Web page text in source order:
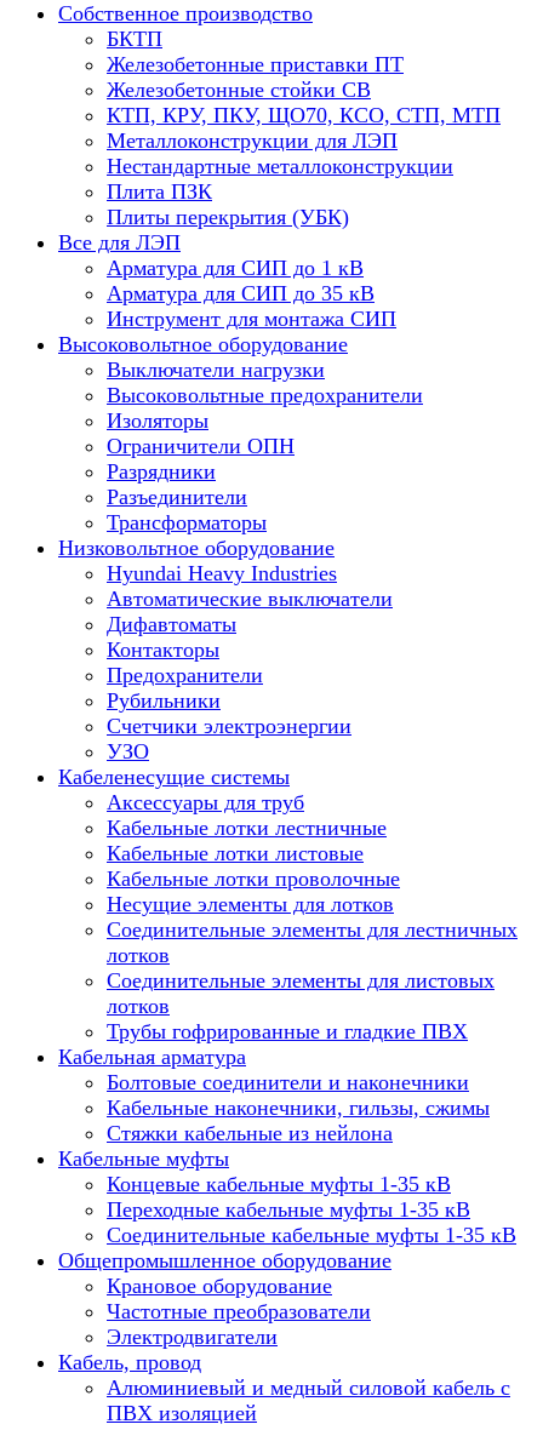
Собственное производство
БКТП
Железобетонные приставки ПТ
Железобетонные стойки СВ
КТП, КРУ, ПКУ, ЩО70, КСО, СТП, МТП
Металлоконструкции для ЛЭП
Нестандартные металлоконструкции
Плита ПЗК
Плиты перекрытия (УБК)
Все для ЛЭП
Арматура для СИП до 1 кВ
Арматура для СИП до 35 кВ
Инструмент для монтажа СИП
Высоковольтное оборудование
Выключатели нагрузки
Высоковольтные предохранители
Изоляторы
Ограничители ОПН
Разрядники
Разъединители
Трансформаторы
Низковольтное оборудование
Hyundai Heavy Industries
Автоматические выключатели
Дифавтоматы
Контакторы
Предохранители
Рубильники
Счетчики электроэнергии
УЗО
Кабеленесущие системы
Аксессуары для труб
Кабельные лотки лестничные
Кабельные лотки листовые
Кабельные лотки проволочные
Несущие элементы для лотков
Соединительные элементы для лестничных
лотков
Соединительные элементы для листовых
лотков
Трубы гофрированные и гладкие ПВХ
Кабельная арматура
Болтовые соединители и наконечники
Кабельные наконечники, гильзы, сжимы
Стяжки кабельные из нейлона
Кабельные муфты
Концевые кабельные муфты 1-35 кВ
Переходные кабельные муфты 1-35 кВ
Соединительные кабельные муфты 1-35 кВ
Общепромышленное оборудование
Крановое оборудование
Частотные преобразователи
Электродвигатели
Кабель, провод
Алюминиевый и медный силовой кабель с
ПВХ изоляцией